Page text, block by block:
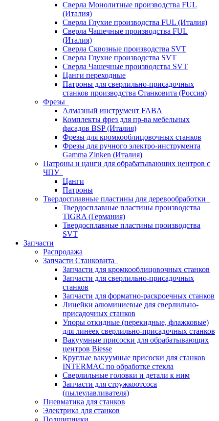
Сверла Монолитные производства FUL
(Италия)
Сверла Глухие производства FUL (Италия)
Сверла Чашечные производства FUL
(Италия)
Сверла Сквозные производства SVT
Сверла Глухие производства SVT
Сверла Чашечные производства SVT
Цанги переходные
Патроны для сверлильно-присадочных
станков производства Станковита (Россия)
Фрезы
Алмазный инструмент FABA
Комплекты фрез для пр-ва мебельных
фасадов BSP (Италия)
Фрезы для кромкооблицовочных станков
Фрезы для ручного электро-инструмента
Gamma Zinken (Италия)
Патроны и цанги для обрабатывающих центров с
ЧПУ
Цанги
Патроны
Твердосплавные пластины для деревообработки
Твердосплавные пластины производства
TIGRA (Германия)
Твердосплавные пластины производства
SVT
Запчасти
Распродажа
Запчасти Станковита
Запчасти для кромкооблицовочных станков
Запчасти для сверлильно-присадочных
станков
Запчасти для форматно-раскроечных станков
Линейки алюминиевые для сверлильно-
присадочных станков
Упоры откидные (перекидные, флажковые)
для линеек сверлильно-присадочных станков
Вакуумные присоски для обрабатывающих
центров Biesse
Круглые вакуумные присоски для станков
INTERMAC по обработке стекла
Сверлильные головки и детали к ним
Запчасти для стружкоотсоса
(пылеулавливателя)
Пневматика для станков
Электрика для станков
Подшипники